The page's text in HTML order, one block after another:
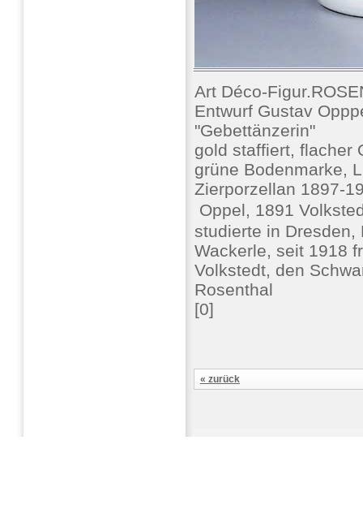
Art Déco-
Entwurf Gustav
"Gebettänzerin"
gold staffiert, flacher
grüne Bodenmarke,
Zierporzellan 1897-
Oppel, 1891
studierte in Dresden,
Wackerle, seit 1918
Volkstedt, den
Rosenthal
[0]
« zurück